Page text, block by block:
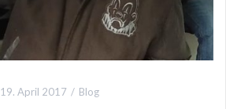
19. April 2017 Blog